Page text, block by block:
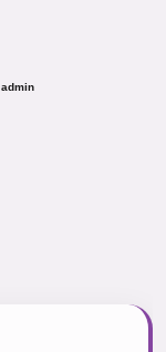
admin